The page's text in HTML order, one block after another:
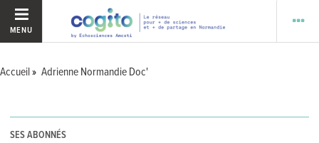
MENU
Accueil Adrienne Normandie Doc'
SES ABONNÉS